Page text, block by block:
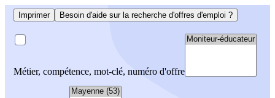
Imprimer Besoin d'aide sur la recherche d'offres d'emploi ?
Métier, compétence, mot-clé, numéro d'offre